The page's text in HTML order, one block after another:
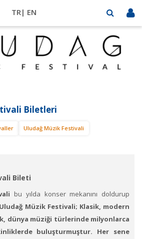
TR| EN
Biletleri
Uludağ Müzik Festivali
Bileti
bu yılda konser mekanını doldurup
Uludağ Müzik Festivali; Klasik, modern
dünya müziği türlerinde milyonlarca
buluşturmuştur. Her sene